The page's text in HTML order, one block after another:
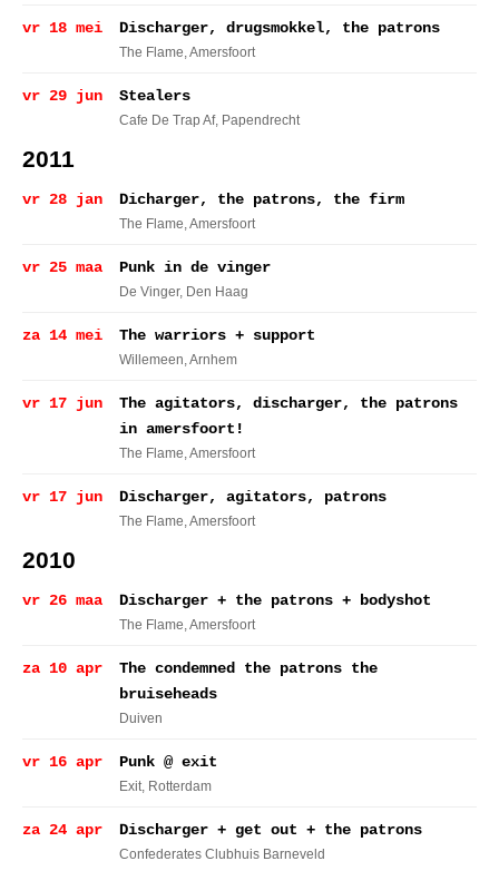
vr 18 mei Discharger, drugsmokkel, the patrons
The Flame, Amersfoort
vr 29 jun Stealers
Cafe De Trap Af, Papendrecht
2011
vr 28 jan Dicharger, the patrons, the firm
The Flame, Amersfoort
vr 25 maa Punk in de vinger
De Vinger, Den Haag
za 14 mei The warriors + support
Willemeen, Arnhem
vr 17 jun
The agitators, discharger, the patrons
in amersfoort!
The Flame, Amersfoort
vr 17 jun Discharger, agitators, patrons
The Flame, Amersfoort
2010
vr 26 maa Discharger + the patrons + bodyshot
The Flame, Amersfoort
za 10 apr
The condemned the patrons the
bruiseheads
Duiven
vr 16 apr Punk @ exit
Exit, Rotterdam
za 24 apr Discharger + get out + the patrons
Confederates Clubhuis Barneveld